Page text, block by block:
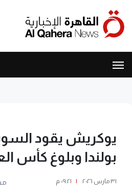
يوكريش يقود
بولندا وبلوغ كأس
٣١ مارس ٢٠٢٦ | ٠٩:٢١ م